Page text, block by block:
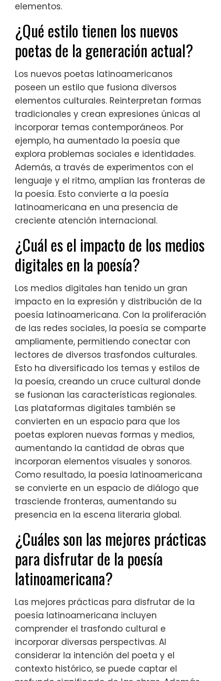
elementos.
¿Qué estilo tienen los nuevos
poetas de la generación actual?
Los nuevos poetas latinoamericanos
poseen un estilo que fusiona diversos
elementos culturales. Reinterpretan formas
tradicionales y crean expresiones únicas al
incorporar temas contemporáneos. Por
ejemplo, ha aumentado la poesía que
explora problemas sociales e identidades.
Además, a través de experimentos con el
lenguaje y el ritmo, amplían las fronteras de
la poesía. Esto convierte a la poesía
latinoamericana en una presencia de
creciente atención internacional.
¿Cuál es el impacto de los medios
digitales en la poesía?
Los medios digitales han tenido un gran
impacto en la expresión y distribución de la
poesía latinoamericana. Con la proliferación
de las redes sociales, la poesía se comparte
ampliamente, permitiendo conectar con
lectores de diversos trasfondos culturales.
Esto ha diversificado los temas y estilos de
la poesía, creando un cruce cultural donde
se fusionan las características regionales.
Las plataformas digitales también se
convierten en un espacio para que los
poetas exploren nuevas formas y medios,
aumentando la cantidad de obras que
incorporan elementos visuales y sonoros.
Como resultado, la poesía latinoamericana
se convierte en un espacio de diálogo que
trasciende fronteras, aumentando su
presencia en la escena literaria global.
¿Cuáles son las mejores prácticas
para disfrutar de la poesía
latinoamericana?
Las mejores prácticas para disfrutar de la
poesía latinoamericana incluyen
comprender el trasfondo cultural e
incorporar diversas perspectivas. Al
considerar la intención del poeta y el
contexto histórico, se puede captar el